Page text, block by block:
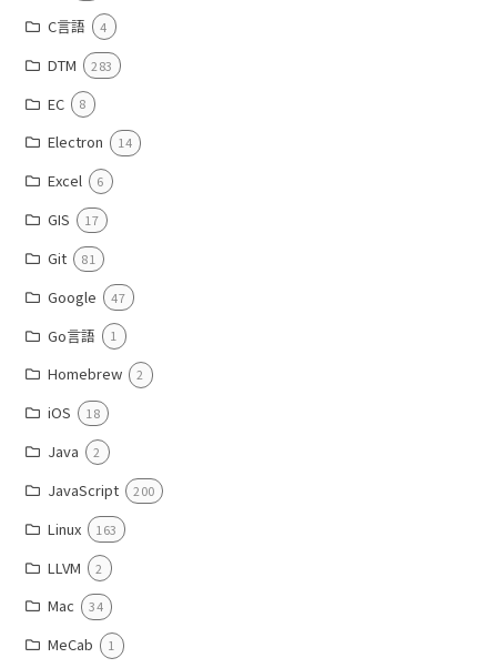
C言語 4
DTM 283
EC 8
Electron 14
Excel 6
GIS 17
Git 81
Google 47
Go言語 1
Homebrew 2
iOS 18
Java 2
JavaScript 200
Linux 163
LLVM 2
Mac 34
MeCab 1